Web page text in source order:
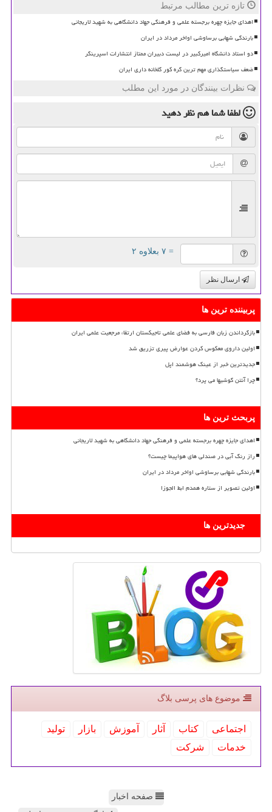
تازه ترین مطالب مرتبط
اهدای جایزه چهره برجسته علمی و فرهنگی جهاد دانشگاهی به شهید لاریجانی
بارندگی شهابی برساوشی اواخر مرداد در ایران
دو استاد دانشگاه امیرکبیر در لیست دبیران ممتاز انتشارات اسپرینگر
ضعف سیاستگذاری مهم ترین گره کور گلخانه داری ایران
نظرات بینندگان در مورد این مطلب
لطفا شما همنظر دهید
= ۷ بعلاوه ۲
ارسال نظر
پربیننده ترین ها
بازگرداندن زبان فارسی به فضای علمی تاجیکستان ارتقاء مرجعیت علمی ایران
اولین داروی معکوس کردن عوارض پیری تزریق شد
جدیدترین خبر از عینک هوشمند اپل
چرا آنتن گوشیها می پرد؟
پربحث ترین ها
اهدای جایزه چهره برجسته علمی و فرهنگی جهاد دانشگاهی به شهید لاریجانی
راز رنگ آبی در صندلی های هواپیما چیست؟
بارندگی شهابی برساوشی اواخر مرداد در ایران
اولین تصویر از ستاره همدم ابط الجوزا
جدیدترین ها
موضوع های پرسی بلاگ
اجتماعی كتاب آثار آموزش بازار
تولید
خدمات
شركت
صفحه اخبار